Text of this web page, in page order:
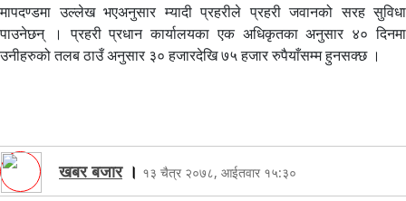
मापदण्डमा उल्लेख भएअनुसार म्यादी प्रहरीले प्रहरी जवानको सरह सुविधा
पाउनेछन् । प्रहरी प्रधान कार्यालयका एक अधिकृतका अनुसार ४० दिनमा
उनीहरुको तलब ठाउँ अनुसार ३० हजारदेखि ७५ हजार रुपैयाँसम्म हुनसक्छ ।
खबर बजार। १३ चैत्र २०७८, आईतवार १५:३०